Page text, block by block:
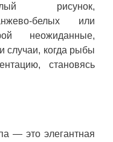
рисунок,
белых или
неожиданные,
случаи, когда рыбы
становясь
— это элегантная